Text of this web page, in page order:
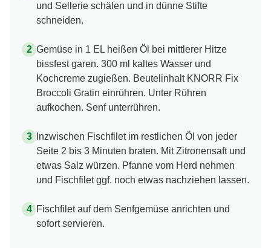
und Sellerie schälen und in dünne Stifte
schneiden.
Gemüse in 1 EL heißen Öl bei mittlerer Hitze
bissfest garen. 300 ml kaltes Wasser und
Kochcreme zugießen. Beutelinhalt KNORR Fix
Broccoli Gratin einrühren. Unter Rühren
aufkochen. Senf unterrühren.
Inzwischen Fischfilet im restlichen Öl von jeder
Seite 2 bis 3 Minuten braten. Mit Zitronensaft und
etwas Salz würzen. Pfanne vom Herd nehmen
und Fischfilet ggf. noch etwas nachziehen lassen.
Fischfilet auf dem Senfgemüse anrichten und
sofort servieren.